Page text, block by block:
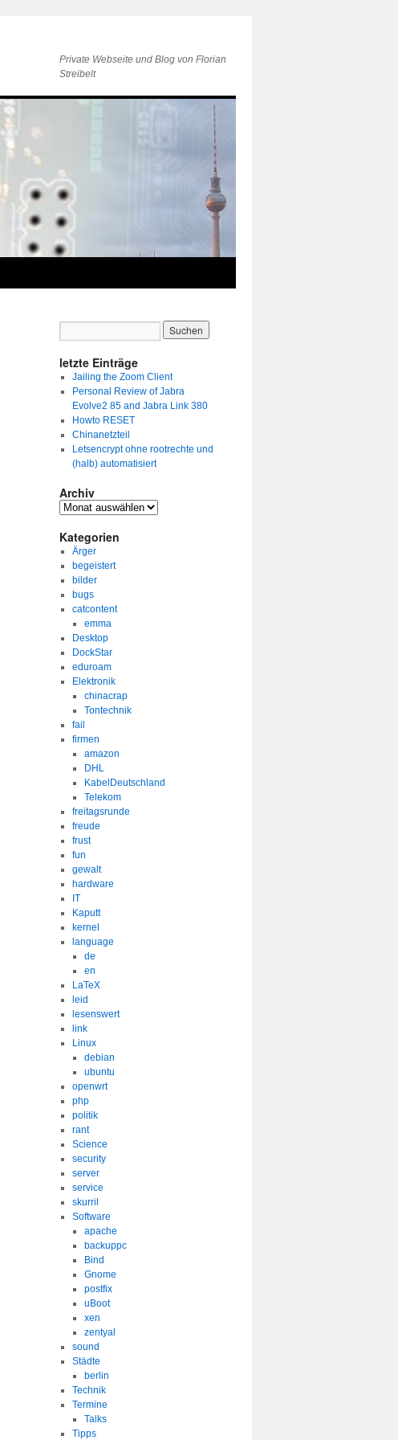
Private Webseite und Blog von Florian
Streibelt
letzte Einträge
Jailing the Zoom Client
Personal Review of Jabra
Evolve2 85 and Jabra Link 380
Howto RESET
Chinanetzteil
Letsencrypt ohne rootrechte und
(halb) automatisiert
Archiv
Archiv
Kategorien
Ärger
begeistert
bilder
bugs
catcontent
emma
Desktop
DockStar
eduroam
Elektronik
chinacrap
Tontechnik
fail
firmen
amazon
DHL
KabelDeutschland
Telekom
freitagsrunde
freude
frust
fun
gewalt
hardware
IT
Kaputt
kernel
language
de
en
LaTeX
leid
lesenswert
link
Linux
debian
ubuntu
openwrt
php
politik
rant
Science
security
server
service
skurril
Software
apache
backuppc
Bind
Gnome
postfix
uBoot
xen
zentyal
sound
Städte
berlin
Technik
Termine
Talks
Tipps